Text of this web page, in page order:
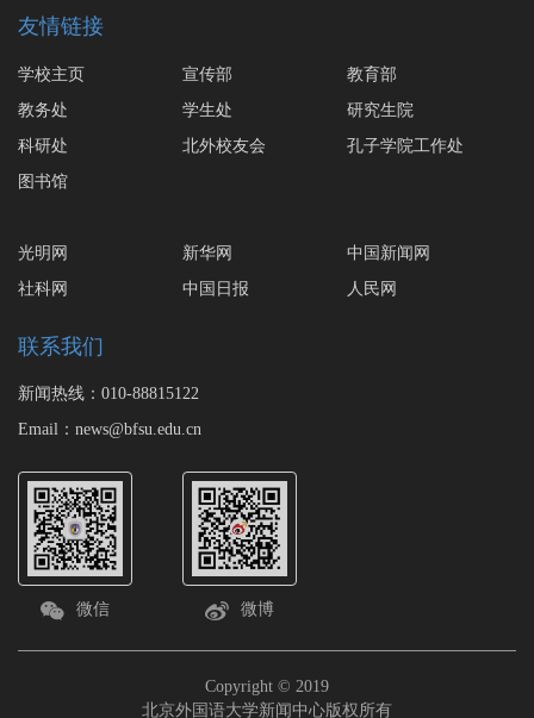
友情链接
学校主页 宣传部
教育部
教务处
学生处
研究生院
科研处
北外校友会
孔子学院工作处
图书馆
光明网 新华网
中国新闻网
社科网
中国日报 人民网
联系我们
新闻热线：010-88815122
Email：news@bfsu.edu.cn
微信 微博
Copyright © 2019
北京外国语大学新闻中心版权所有